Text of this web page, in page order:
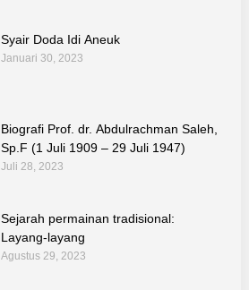
Syair Doda Idi Aneuk
Januari 30, 2023
Biografi Prof. dr. Abdulrachman Saleh,
Sp.F (1 Juli 1909 – 29 Juli 1947)
Juli 28, 2023
Sejarah permainan tradisional:
Layang-layang
Agustus 29, 2023